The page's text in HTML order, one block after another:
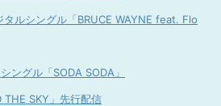
タルシングル「BRUCE WAYNE feat. Flo
ングル「SODA SODA」
THE SKY」先行配信